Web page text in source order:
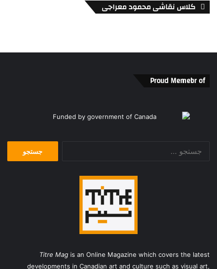
کلاس نقاشی محمود معراجی
Proud Memebr of
Titre Mag is an Online Magazine which covers the latest
developments in Canadian art and culture such as visual art,